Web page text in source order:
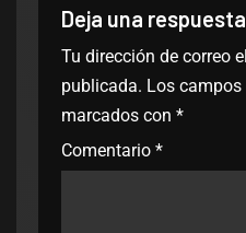
Deja una respuesta
Tu dirección de correo
publicada. Los
marcados con *
Comentario *